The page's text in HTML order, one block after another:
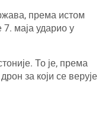
према истом
7. маја ударио у
То је, према
за који се верује